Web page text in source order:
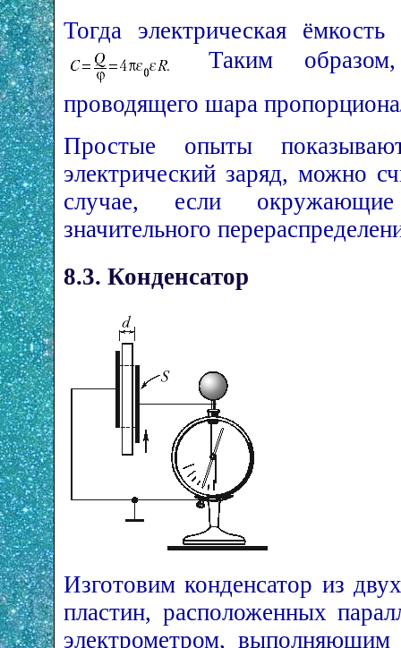
Тогда электрическая
Таким образом,
проводящего шара
Простые опыты
электрический заряд, можно
случае, если
значительного
8.3. Конденсатор
Изготовим конденсатор из
пластин, расположенных
электрометром,